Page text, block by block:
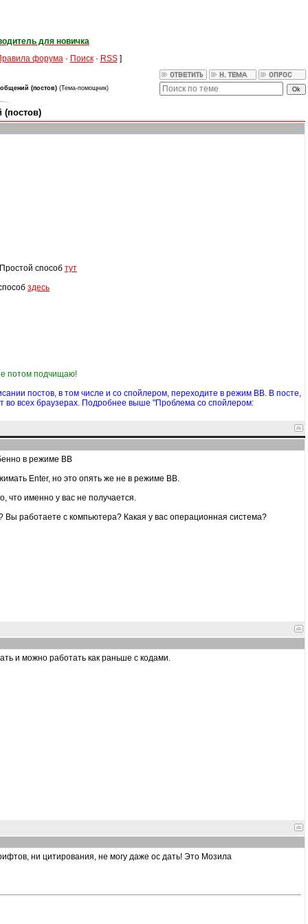
для новичка
форума · Поиск· RSS]
(постов) (Тема-помощник)
(постов)
Простой способ тут
здесь
потом подчищаю!
постов, в том числе и со спойлером, переходите в режим BB. В посте,
во всех браузерах. Подробнее выше "Проблема со спойлером:
в режиме ВВ
Enter, но это опять же не в режиме ВВ.
что именно у вас не получается.
работаете с компьютера? Какая у вас операционная система?
и можно работать как раньше с кодами.
ни цитирования, не могу даже ос дать! Это Мозила